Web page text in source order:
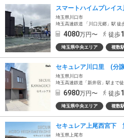
スマートハイムプレイ
埼玉県川口市
埼玉高速鉄道 「川口元郷」駅 徒
4080万円〜 徒歩
埼玉県中央エリア 複数
セキュレア川口里 (分
埼玉県川口市
埼玉高速鉄道「新井宿」駅まで
6980万円〜 徒歩
埼玉県中央エリア 複数
セキュレア上尾西宮下
埼玉県上尾市